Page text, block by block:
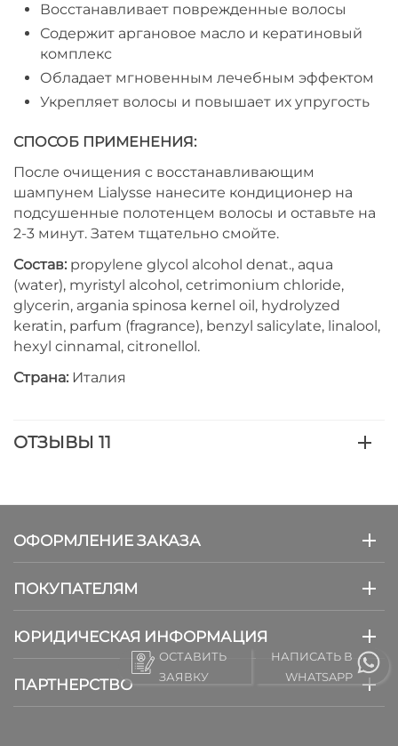
Восстанавливает поврежденные волосы
Содержит аргановое масло и кератиновый
комплекс
Обладает мгновенным лечебным эффектом
Укрепляет волосы и повышает их упругость
СПОСОБ ПРИМЕНЕНИЯ:
После очищения с восстанавливающим
шампунем Lialysse нанесите кондиционер на
подсушенные полотенцем волосы и оставьте на
2-3 минут. Затем тщательно смойте.
Состав: propylene glycol alcohol denat., aqua
(water), myristyl alcohol, cetrimonium chloride,
glycerin, argania spinosa kernel oil, hydrolyzed
keratin, parfum (fragrance), benzyl salicylate, linalool,
hexyl cinnamal, citronellol.
Страна: Италия
ОТЗЫВЫ 11
ОФОРМЛЕНИЕ ЗАКАЗА
ПОКУПАТЕЛЯМ
ЮРИДИЧЕСКАЯ ИНФОРМАЦИЯ
ПАРТНЕРСТВО
ОСТАВИТЬ
ЗАЯВКУ
НАПИСАТЬ В
WHATSAPP